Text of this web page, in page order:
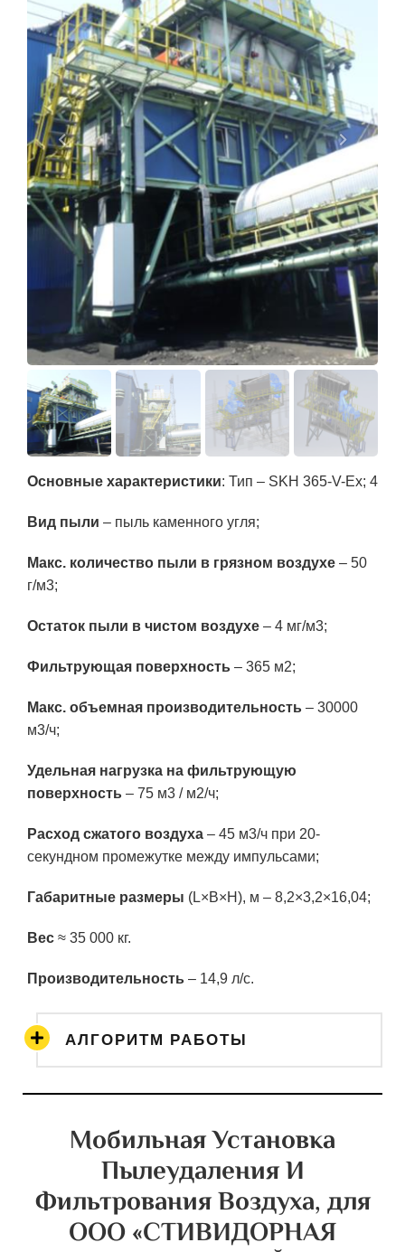
Основные характеристики: Тип – SKH 365-V-Ex; 4
Вид пыли – пыль каменного угля;
Макс. количество пыли в грязном воздухе – 50
г/м3;
Остаток пыли в чистом воздухе – 4 мг/м3;
Фильтрующая поверхность – 365 м2;
Макс. объемная производительность – 30000
м3/ч;
Удельная нагрузка на фильтрующую
поверхность – 75 м3 / м2/ч;
Расход сжатого воздуха – 45 м3/ч при 20-
секундном промежутке между импульсами;
Габаритные размеры (L×B×H), м – 8,2×3,2×16,04;
Вес ≈ 35 000 кг.
Производительность – 14,9 л/с.
АЛГОРИТМ РАБОТЫ
Мобильная Установка
Пылеудаления И
Фильтрования Воздуха, для
ООО «СТИВИДОРНАЯ